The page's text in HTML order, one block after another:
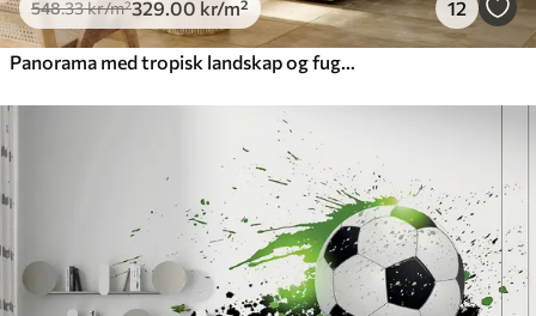
548.33kr/m²329 .00 kr/m² 12